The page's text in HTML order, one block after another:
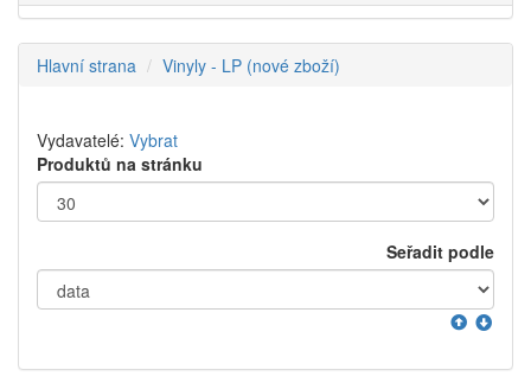
Hlavní strana Vinyly - LP (nové zboží)
Vydavatelé: Vybrat
Produktů na stránku
Seřadit podle